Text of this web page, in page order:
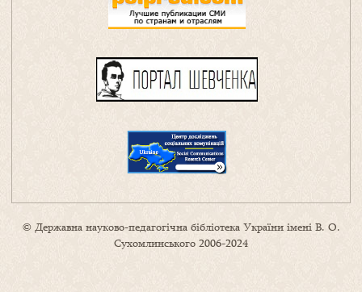
© Державна науково-педагогічна бібліотека України імені В. О.
Сухомлинського 2006-2024